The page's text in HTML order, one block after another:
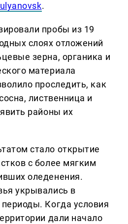
.
пробы из 19
слоях отложений
зерна, органика и
материала
проследить, как
лиственница и
районы их
стало открытие
с более мягким
оледенения.
укрывались в
Когда условия
дали начало